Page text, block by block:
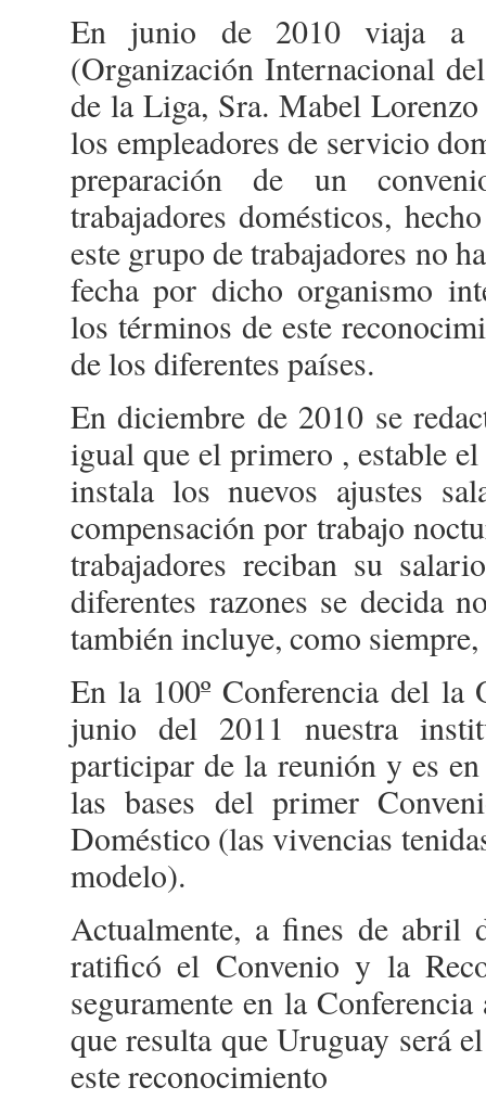
En junio de 2010 viaja a
(Organización Internacional
de la Liga, Sra. Mabel Lorenzo
los empleadores de servicio
preparación de un
trabajadores domésticos,
este grupo de trabajadores no
fecha por dicho organismo
los términos de este
de los diferentes países.
En diciembre de 2010 se
igual que el primero , estable
instala los nuevos ajustes
compensación por trabajo
trabajadores reciban su
diferentes razones se decida
también incluye, como
En la 100º Conferencia del la
junio del 2011 nuestra
participar de la reunión y es
las bases del primer
Doméstico (las vivencias
modelo).
Actualmente, a fines de abril
ratificó el Convenio y la
seguramente en la
que resulta que Uruguay será
este reconocimiento